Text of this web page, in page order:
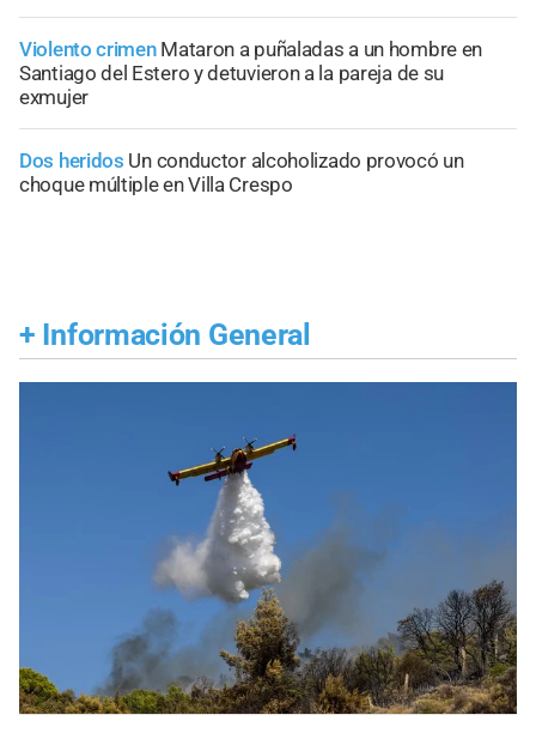
Violento crimen Mataron a puñaladas a un hombre en
Santiago del Estero y detuvieron a la pareja de su
exmujer
Dos heridos Un conductor alcoholizado provocó un
choque múltiple en Villa Crespo
+ Información General